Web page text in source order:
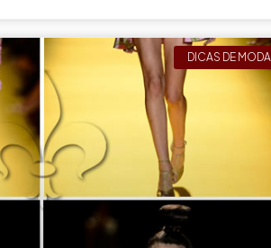
DICAS DE MODA